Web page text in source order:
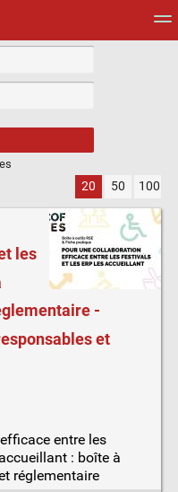
20 50 100
les
-
et
entre les
: boîte à
réglementaire